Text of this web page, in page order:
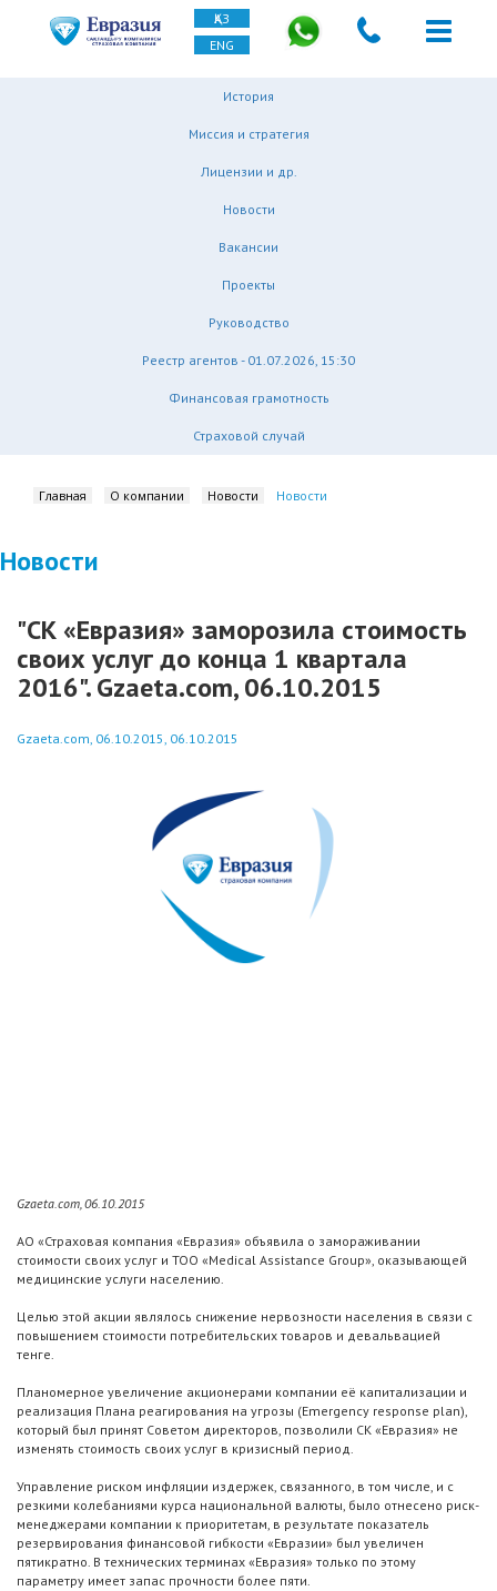
ҚАЗ
ENG
История
Миссия и стратегия
Лицензии и др.
Новости
Вакансии
Проекты
Руководство
Реестр агентов - 01.07.2026, 15:30
Финансовая грамотность
Страховой случай
Главная О компании Новости Новости
Новости
"СК «Евразия» заморозила стоимость
своих услуг до конца 1 квартала
2016". Gzaeta.com, 06.10.2015
Gzaeta.com, 06.10.2015, 06.10.2015
Gzaeta.com, 06.10.2015
АО «Страховая компания «Евразия» объявила о замораживании
стоимости своих услуг и ТОО «Medical Assistance Group», оказывающей
медицинские услуги населению.
Целью этой акции являлось снижение нервозности населения в связи с
повышением стоимости потребительских товаров и девальвацией
тенге.
Планомерное увеличение акционерами компании её капитализации и
реализация Плана реагирования на угрозы (Emergency response plan),
который был принят Советом директоров, позволили СК «Евразия» не
изменять стоимость своих услуг в кризисный период.
Управление риском инфляции издержек, связанного, в том числе, и с
резкими колебаниями курса национальной валюты, было отнесено риск-
менеджерами компании к приоритетам, в результате показатель
резервирования финансовой гибкости «Евразии» был увеличен
пятикратно. В технических терминах «Евразия» только по этому
параметру имеет запас прочности более пяти.